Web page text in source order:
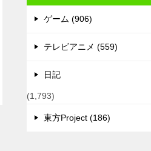
ゲーム (906)
テレビアニメ (559)
日記
(1,793)
東方Project (186)